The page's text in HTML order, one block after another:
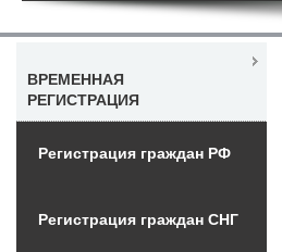
ВРЕМЕННАЯ
РЕГИСТРАЦИЯ
Регистрация граждан РФ
Регистрация граждан СНГ